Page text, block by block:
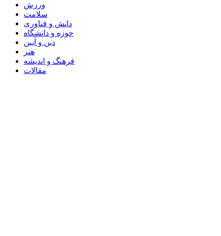
ورزش
سلامت
دانش و فناوری
حوزه و دانشگاه
دین و آیین
هنر
فرهنگ و اندیشه
مقالات